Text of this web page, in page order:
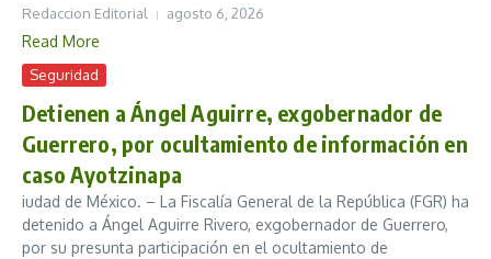
Redaccion Editorial agosto 6, 2026
Read More
Seguridad
Detienen a Ángel Aguirre, exgobernador de
Guerrero, por ocultamiento de información en
caso Ayotzinapa
iudad de México. – La Fiscalía General de la República (FGR) ha
detenido a Ángel Aguirre Rivero, exgobernador de Guerrero,
por su presunta participación en el ocultamiento de